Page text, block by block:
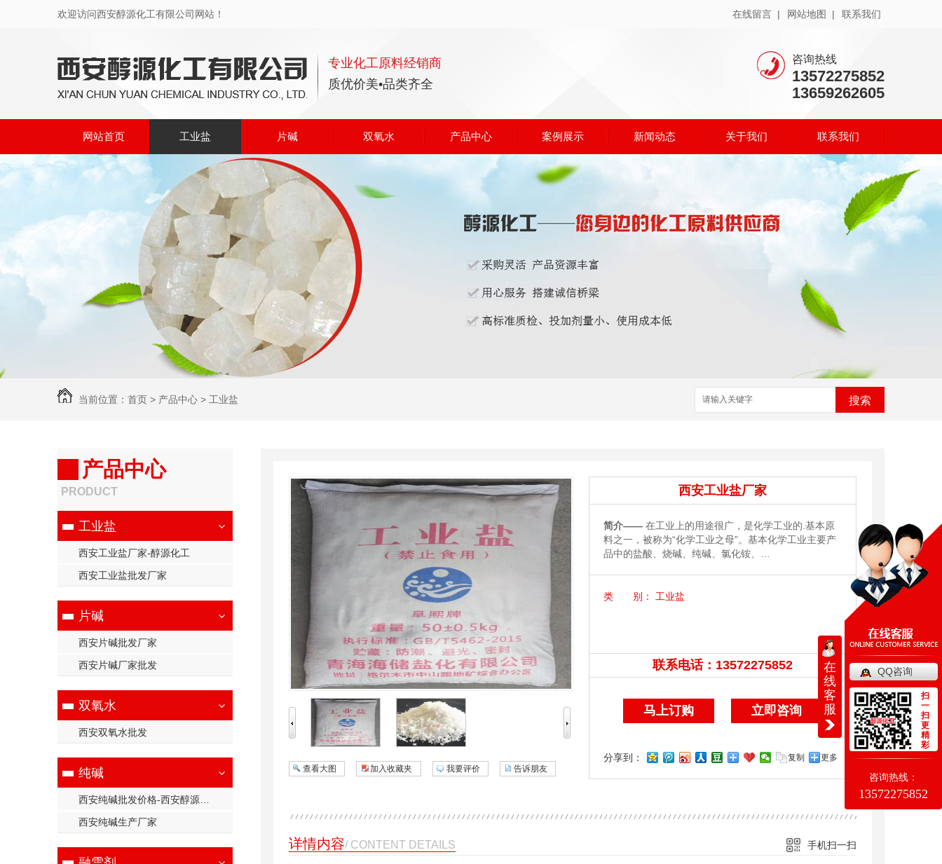
欢迎访问西安醇源化工有限公司网站！ 在线留言 | 网站地图 | 联系我们
专业化工原料经销商
质优价美•品类齐全
咨询热线
13572275852
13659262605
网站首页 工业盐 片碱 双氧水 产品中心 案例展示 新闻动态 关于我们 联系我们
当前位置： 首页 > 产品中心 > 工业盐 搜索
产品中心
PRODUCT
工业盐
西安工业盐厂家-醇源化工
西安工业盐批发厂家
片碱
西安片碱批发厂家
西安片碱厂家批发
双氧水
西安双氧水批发
纯碱
西安纯碱生产厂家
查看大图 加入收藏夹 我要评价 告诉朋友
西安工业盐厂家
简介—— 在工业上的用途很广，是化学工业的.基本原
料之一，被称为“化学工业之母”。基本化学工业主要产
品中的盐酸、烧碱、纯碱、氯化铵、…
类 别： 工业盐
联系电话： 13572275852
13572275852
马上订购 立即咨询
分享到： 复制 更多
详情内容/ CONTENT DETAILS 手机扫一扫
在
线
客
服
QQ咨询
扫
一
扫
更
精
彩
咨询热线：
13572275852